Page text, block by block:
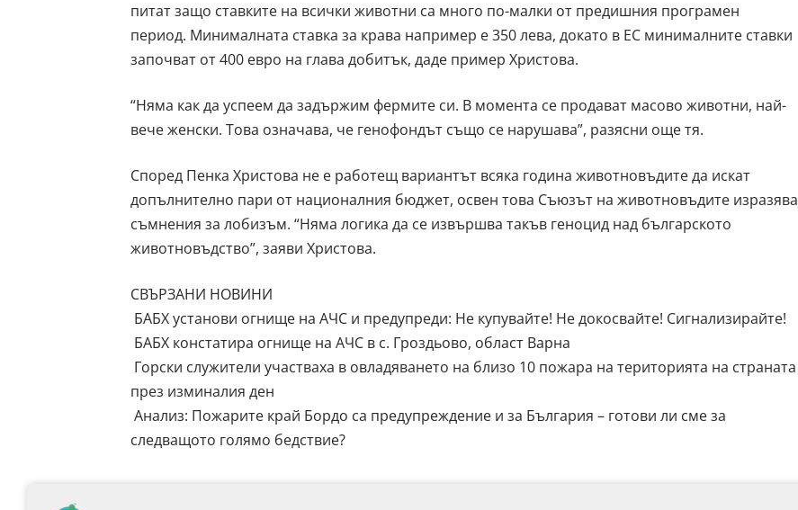
питат защо ставките на всички животни са много по-малки от предишния програмен
период. Минималната ставка за крава например е 350 лева, докато в ЕС минималните ставки
започват от 400 евро на глава добитък, даде пример Христова.
“Няма как да успеем да задържим фермите си. В момента се продават масово животни, най-
вече женски. Това означава, че генофондът също се нарушава”, разясни още тя.
Според Пенка Христова не е работещ вариантът всяка година животновъдите да искат
допълнително пари от националния бюджет, освен това Съюзът на животновъдите изразява
съмнения за лобизъм. “Няма логика да се извършва такъв геноцид над българското
животновъдство”, заяви Христова.
СВЪРЗАНИ НОВИНИ
БАБХ установи огнище на АЧС и предупреди: Не купувайте! Не докосвайте! Сигнализирайте!
БАБХ констатира огнище на АЧС в с. Гроздьово, област Варна
Горски служители участваха в овладяването на близо 10 пожара на територията на страната
през изминалия ден
Анализ: Пожарите край Бордо са предупреждение и за България – готови ли сме за
следващото голямо бедствие?